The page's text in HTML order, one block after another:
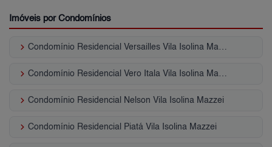
Imóveis por Condomínios
keyboard_arrow_right Condomínio Residencial Versailles Vila Isolina Mazzei
keyboard_arrow_right Condomínio Residencial Vero Itala Vila Isolina Mazzei
keyboard_arrow_right Condomínio Residencial Nelson Vila Isolina Mazzei
keyboard_arrow_right Condomínio Residencial Piatá Vila Isolina Mazzei